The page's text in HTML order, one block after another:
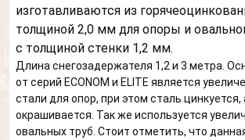
изготавливаются из
толщиной 2,0 мм для опоры и
с толщиной стенки 1,2 мм.
Длина снегозадержателя 1,2 и 3 метра.
от серий ECONOM и ELITE является
стали для опор, при этом сталь цинкуется,
окрашивается. Так же используется
овальных труб. Стоит отметить, что